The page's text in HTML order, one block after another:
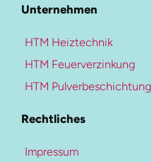
Unternehmen
HTM Heiztechnik
HTM Feuerverzinkung
HTM Pulverbeschichtung
Rechtliches
Impressum
Pulverbeschichtung
Farben- und Oberflächen
Qualitätskontrolle
Mehr zur Heiztechnik
Heiztechnik
Blockheizkraftwerke
Heizungen
Kältetechnik